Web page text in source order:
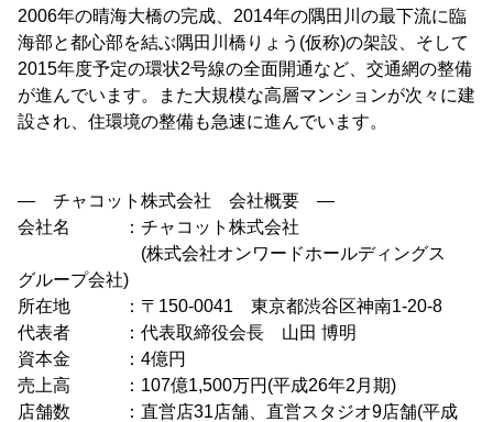
2006年の晴海大橋の完成、2014年の隅田川の最下流に臨
海部と都心部を結ぶ隅田川橋りょう(仮称)の架設、そして
2015年度予定の環状2号線の全面開通など、交通網の整備
が進んでいます。また大規模な高層マンションが次々に建
設され、住環境の整備も急速に進んでいます。
― チャコット株式会社 会社概要 ―
会社名 ：チャコット株式会社
(株式会社オンワードホールディングス
グループ会社)
所在地 ：〒150-0041 東京都渋谷区神南1-20-8
代表者 ：代表取締役会長 山田 博明
資本金 ：4億円
売上高 ：107億1,500万円(平成26年2月期)
店舗数 ：直営店31店舗、直営スタジオ9店舗(平成